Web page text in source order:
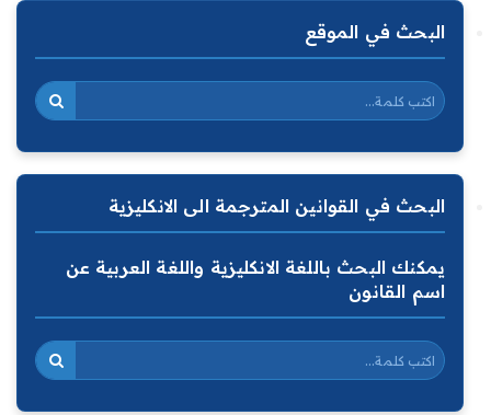
البحث في الموقع
البحث في القوانين المترجمة الى الانكليزية
يمكنك البحث باللغة الانكليزية واللغة العربية عن
اسم القانون